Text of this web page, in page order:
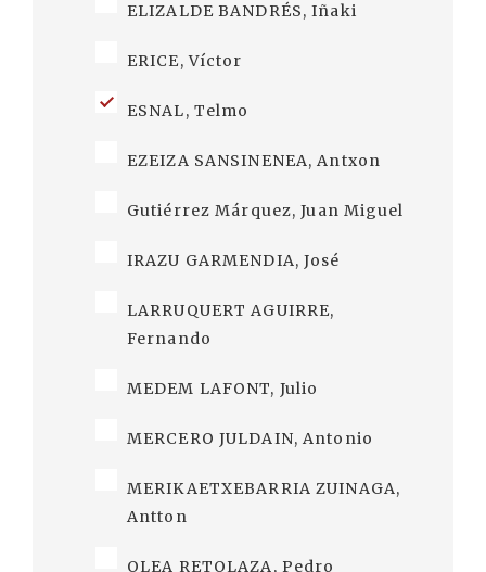
ELIZALDE BANDRÉS, Iñaki
ERICE, Víctor
ESNAL, Telmo
EZEIZA SANSINENEA, Antxon
Gutiérrez Márquez, Juan Miguel
IRAZU GARMENDIA, José
LARRUQUERT AGUIRRE,
Fernando
MEDEM LAFONT, Julio
MERCERO JULDAIN, Antonio
MERIKAETXEBARRIA ZUINAGA,
Antton
OLEA RETOLAZA, Pedro